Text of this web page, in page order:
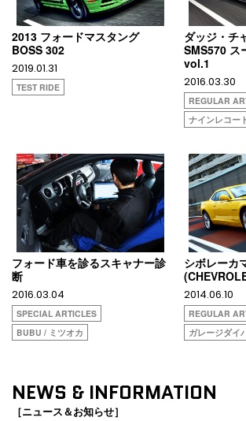
2013 フォードマスタング
BOSS 302
2019.01.31
TEST RIDE
ダッジ・チ
SMS570 ス
vol.1
2016.03.30
REGULAR
ナインレコー
フォード車を診るスキャナー診
断
2016.03.04
SPECIAL ARTICLES
BUBU / ミツオカ
シボレーカ
2014.06.10
REGULAR
ガレージダイ
NEWS & INFORMATION
［ニュース＆お知らせ］